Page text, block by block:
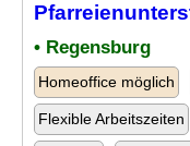
• Regensburg
Homeoffice möglich
Flexible Arbeitszeiten